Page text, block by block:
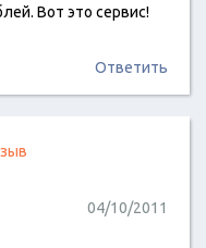
Вот это сервис!
Ответить
04/10/2011